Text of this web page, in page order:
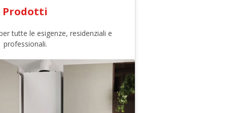
Prodotti
tutte le esigenze, residenziali e
professionali.